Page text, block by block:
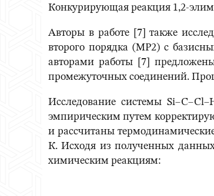
Конкурирующая реакция 1,2-
Авторы в работе [7] также
второго порядка (MP2) с
авторами работы [7]
промежуточных соединений.
Исследование системы
эмпирическим путем
и рассчитаны
К. Исходя из полученных
химическим реакциям: